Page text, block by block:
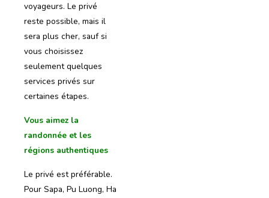
voyageurs. Le privé
reste possible, mais il
sera plus cher, sauf si
vous choisissez
seulement quelques
services privés sur
certaines étapes.
Vous aimez la
randonnée et les
régions authentiques
Le privé est préférable.
Pour Sapa, Pu Luong, Ha